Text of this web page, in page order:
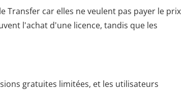
Transfer car elles ne veulent pas payer le prix
l'achat d'une licence, tandis que les
gratuites limitées, et les utilisateurs